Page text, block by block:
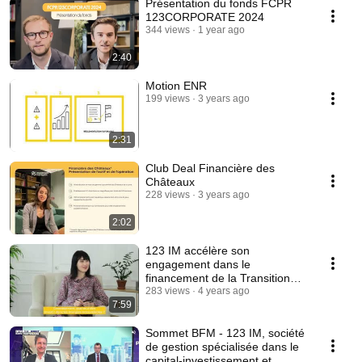
2:40
Présentation du fonds FCPR
123CORPORATE 2024
344 views 1 year ago
2:31
Motion ENR
199 views 3 years ago
2:02
Club Deal Financière des
Châteaux
228 views 3 years ago
7:59
123 IM accélère son
engagement dans le
financement de la Transition
Énergétique
283 views 4 years ago
Sommet BFM - 123 IM, société
de gestion spécialisée dans le